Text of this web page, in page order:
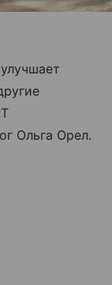
улучшает
Ольга Орел.